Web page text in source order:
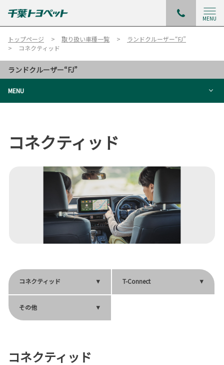
MENU
トップページ 取り扱い車種一覧
ランドクルーザー“FJ”
コネクティッド
ランドクルーザー“FJ”
MENU
コネクティッド
コネクティッド T-Connect
その他
コネクティッド